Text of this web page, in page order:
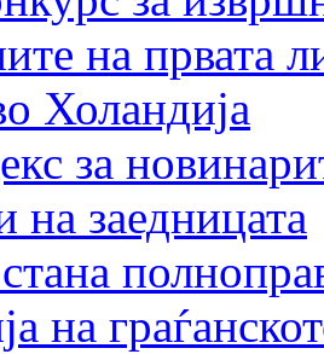
на првата
Холандија
за
на заедницата
на